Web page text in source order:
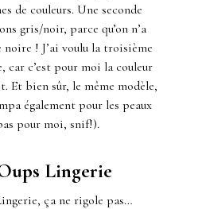
de couleurs. Une seconde
gris/noir, parce qu’on n’a
noire ! J’ai voulu la troisième
car c’est pour moi la couleur
Et bien sûr, le même modèle,
également pour les peaux
pour moi, snif!).
Lingerie
ça ne rigole pas…